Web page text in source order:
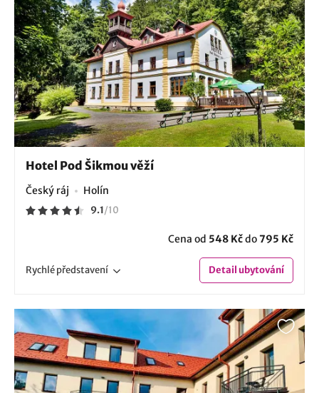
Hotel Pod Šikmou věží
Český ráj Holín
9.1/10
Cena od 548 Kčdo795 Kč
Rychlépředstavení Detailubytování